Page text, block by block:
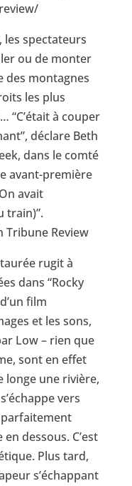
les spectateurs
ou de monter
des montagnes
les plus
“C’était à couper
déclare Beth
dans le comté
avant-première
avait
train)”.
Review
rugit à
dans “Rocky
film
et les sons,
Low – rien que
sont en effet
longe une rivière,
vers
parfaitement
dessous. C’est
Plus tard,
s’échappant